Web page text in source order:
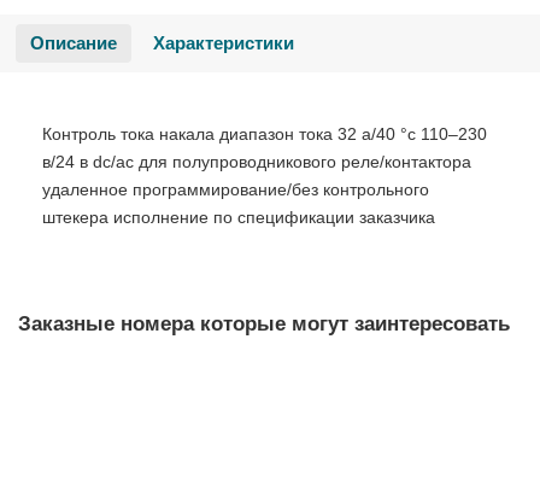
Описание Характеристики
Контроль тока накала диапазон тока 32 a/40 °c 110–230
в/24 в dc/ac для полупроводникового реле/контактора
удаленное программирование/без контрольного
штекера исполнение по спецификации заказчика
Заказные номера которые могут заинтересовать